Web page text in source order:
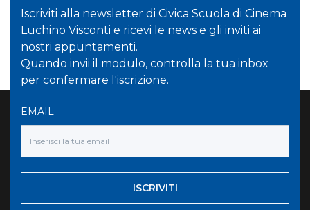
Iscriviti alla newsletter di Civica Scuola di Cinema
Luchino Visconti e ricevi le news e gli inviti ai
nostri appuntamenti.
Quando invii il modulo, controlla la tua inbox
per confermare l'iscrizione.
EMAIL
ISCRIVITI